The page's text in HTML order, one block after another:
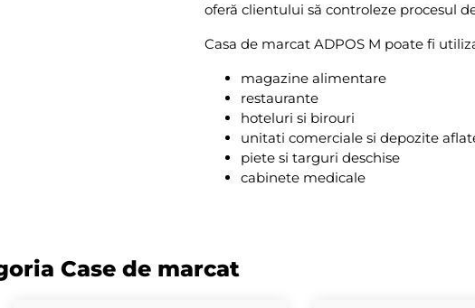
oferă clientului să controleze procesul
Casa de marcat ADPOS M poate fi
magazine alimentare
restaurante
hoteluri si birouri
unitati comerciale si depozite
piete si targuri deschise
cabinete medicale
Case de marcat